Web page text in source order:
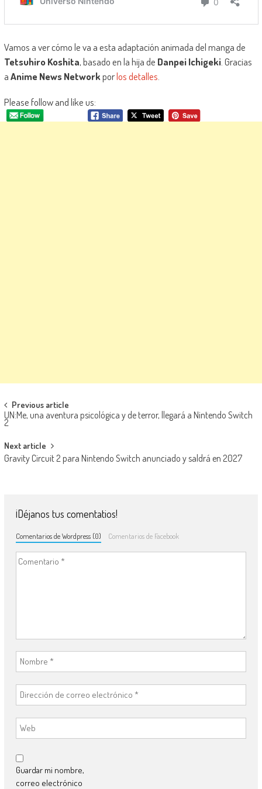
Vamos a ver cómo le va a esta adaptación animada del manga de
Tetsuhiro Koshita, basado en la hija de Danpei Ichigeki. Gracias
aAnime News Networkporlos detalles
Please follow and like us:
Navegación de entradas
Previous article
UN:Me, una aventura psicológica y de terror, llegará a Nintendo Switch
2
Next article
Gravity Circuit 2 para Nintendo Switch anunciado y saldrá en 2027
¡Déjanos tus comentatios!
Comentarios de Wordpress (0) Comentarios de Facebook
Guardar mi nombre,
correo electrónico